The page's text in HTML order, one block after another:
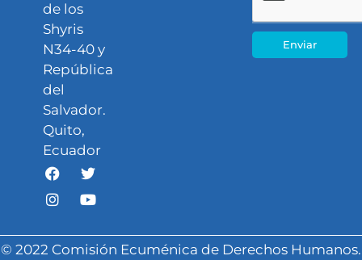
de los
Shyris
N34-40 y
República
del
Salvador.
Quito,
Ecuador
Enviar
© 2022 Comisión Ecuménica de Derechos Humanos.